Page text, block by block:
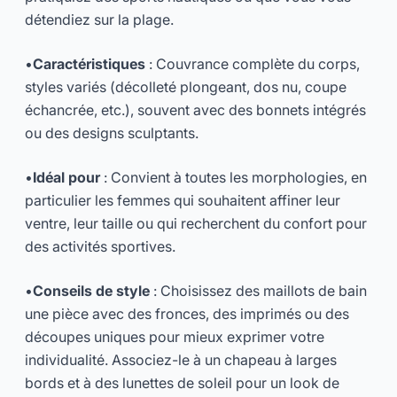
détendiez sur la plage.
•Caractéristiques : Couvrance complète du corps,
styles variés (décolleté plongeant, dos nu, coupe
échancrée, etc.), souvent avec des bonnets intégrés
ou des designs sculptants.
•Idéal pour: Convient à toutes les morphologies, en
particulier les femmes qui souhaitent affiner leur
ventre, leur taille ou qui recherchent du confort pour
des activités sportives.
•Conseils de style : Choisissez des maillots de bain
une pièce avec des fronces, des imprimés ou des
découpes uniques pour mieux exprimer votre
individualité. Associez-le à un chapeau à larges
bords et à des lunettes de soleil pour un look de